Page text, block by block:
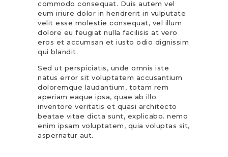
commodo consequat. Duis autem vel
eum iriure dolor in hendrerit in vulputate
velit esse molestie consequat, vel illum
dolore eu feugiat nulla facilisis at vero
eros et accumsan et iusto odio dignissim
qui blandit.
Sed ut perspiciatis, unde omnis iste
natus error sit voluptatem accusantium
doloremque laudantium, totam rem
aperiam eaque ipsa, quae ab illo
inventore veritatis et quasi architecto
beatae vitae dicta sunt, explicabo. nemo
enim ipsam voluptatem, quia voluptas sit,
aspernatur aut.